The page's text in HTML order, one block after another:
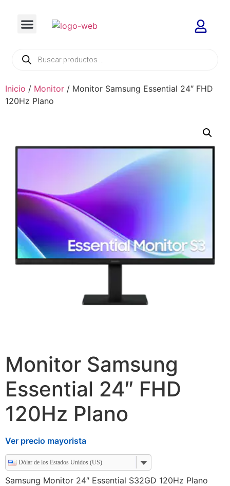
Inicio / Monitor / Monitor Samsung Essential 24″ FHD
120Hz Plano
Monitor Samsung
Essential 24″ FHD
120Hz Plano
Ver precio mayorista
Dólar de los Estados Unidos (US)
Samsung Monitor 24″ Essential S32GD 120Hz Plano